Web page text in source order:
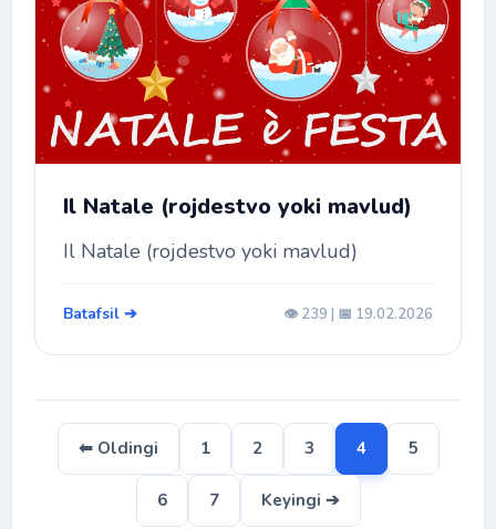
Il Natale (rojdestvo yoki mavlud)
Il Natale (rojdestvo yoki mavlud)
Batafsil ➔ 👁️ 239 | 📅 19.02.2026
⬅ Oldingi 1 2 3 4 5
6 7 Keyingi ➔